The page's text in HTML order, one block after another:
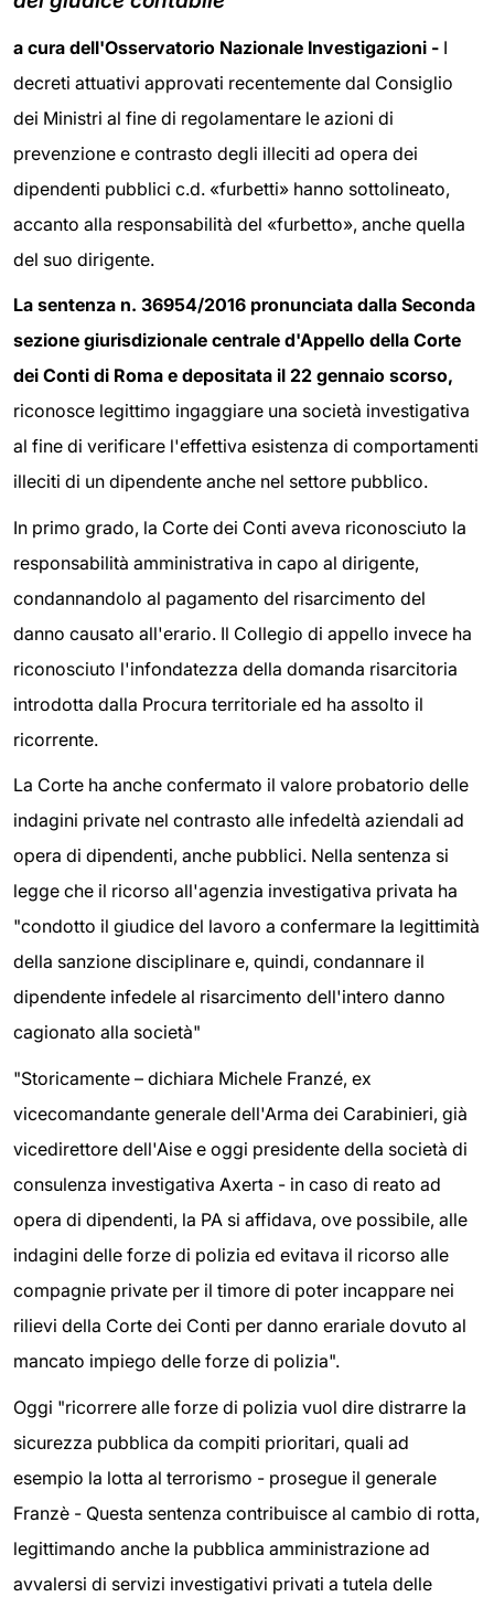
a cura dell'Osservatorio Nazionale Investigazioni - I
decreti attuativi approvati recentemente dal Consiglio
dei Ministri al fine di regolamentare le azioni di
prevenzione e contrasto degli illeciti ad opera dei
dipendenti pubblici c.d. «furbetti» hanno sottolineato,
accanto alla responsabilità del «furbetto», anche quella
del suo dirigente.
La sentenza n. 36954/2016 pronunciata dalla Seconda
sezione giurisdizionale centrale d'Appello della Corte
dei Conti di Roma e depositata il 22 gennaio scorso,
riconosce legittimo ingaggiare una società investigativa
al fine di verificare l'effettiva esistenza di comportamenti
illeciti di un dipendente anche nel settore pubblico.
In primo grado, la Corte dei Conti aveva riconosciuto la
responsabilità amministrativa in capo al dirigente,
condannandolo al pagamento del risarcimento del
danno causato all'erario. Il Collegio di appello invece ha
riconosciuto l'infondatezza della domanda risarcitoria
introdotta dalla Procura territoriale ed ha assolto il
ricorrente.
La Corte ha anche confermato il valore probatorio delle
indagini private nel contrasto alle infedeltà aziendali ad
opera di dipendenti, anche pubblici. Nella sentenza si
legge che il ricorso all'agenzia investigativa privata ha
"condotto il giudice del lavoro a confermare la legittimità
della sanzione disciplinare e, quindi, condannare il
dipendente infedele al risarcimento dell'intero danno
cagionato alla società"
"Storicamente – dichiara Michele Franzé, ex
vicecomandante generale dell'Arma dei Carabinieri, già
vicedirettore dell'Aise e oggi presidente della società di
consulenza investigativa Axerta - in caso di reato ad
opera di dipendenti, la PA si affidava, ove possibile, alle
indagini delle forze di polizia ed evitava il ricorso alle
compagnie private per il timore di poter incappare nei
rilievi della Corte dei Conti per danno erariale dovuto al
mancato impiego delle forze di polizia".
Oggi "ricorrere alle forze di polizia vuol dire distrarre la
sicurezza pubblica da compiti prioritari, quali ad
esempio la lotta al terrorismo - prosegue il generale
Franzè - Questa sentenza contribuisce al cambio di rotta,
legittimando anche la pubblica amministrazione ad
avvalersi di servizi investigativi privati a tutela delle